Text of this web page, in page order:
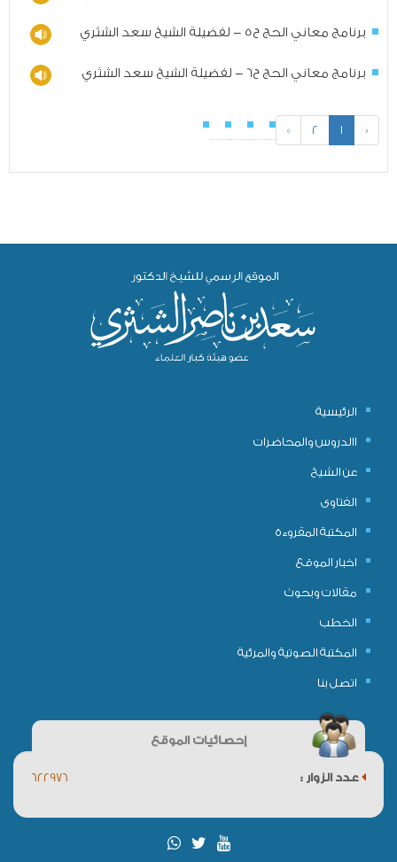
برنامج معاني الحج ح5 - لفضيلة الشيخ سعد الشثري
برنامج معاني الحج ح6 - لفضيلة الشيخ سعد الشثري
«
1
2
»
الرئيسية
االدروس والمحاضرات
عن الشيخ
الفتاوى
المكتبة المقروءة
اخبار الموقع
مقالات وبحوث
الخطب
المكتبة الصوتية والمرئية
اتصل بنا
إحصائيات الموقع
عدد الزوار : 622976